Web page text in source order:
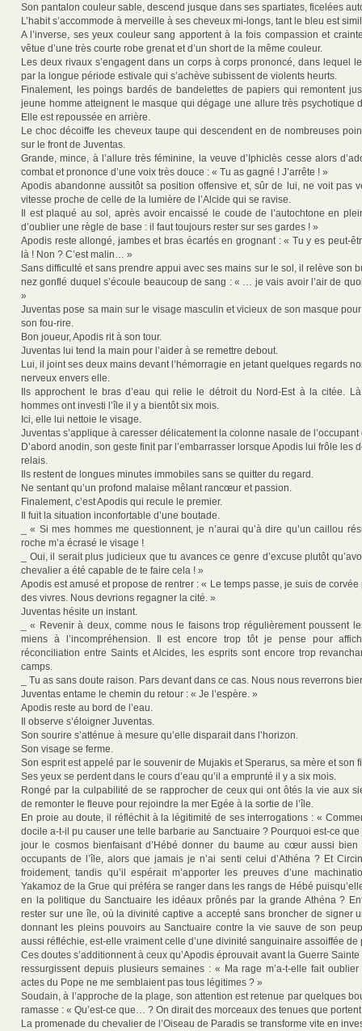
Son pantalon couleur sable, descend jusque dans ses spartiates, ficelées
L’habit s’accommode à merveille à ses cheveux mi-longs, tant le bleu est
A l’inverse, ses yeux couleur sang apportent à la fois compassion et
vêtue d’une très courte robe grenat et d’un short de la même couleur.
Les deux rivaux s’engagent dans un corps à corps prononcé, dans lequel
par la longue période estivale qui s’achève subissent de violents heurts.
Finalement, les poings bardés de bandelettes de papiers qui remontent
jeune homme atteignent le masque qui dégage une allure très psychotique
Elle est repoussée en arrière.
Le choc décoiffe les cheveux taupe qui descendent en de nombreuses
sur le front de Juventas.
Grande, mince, à l’allure très féminine, la veuve d’Iphiclès cesse alors
combat et prononce d’une voix très douce : « Tu as gagné ! J’arrête ! »
Apodis abandonne aussitôt sa position offensive et, sûr de lui, ne voit pas
vitesse proche de celle de la lumière de l’Alcide qui se ravise.
Il est plaqué au sol, après avoir encaissé le coude de l’autochtone en
d’oublier une règle de base : il faut toujours rester sur ses gardes ! »
Apodis reste allongé, jambes et bras écartés en grognant : « Tu y es peut-
là ! Non ? C’est malin… »
Sans difficulté et sans prendre appui avec ses mains sur le sol, il relève son
nez gonflé duquel s’écoule beaucoup de sang : « … je vais avoir l’air de
»
Juventas pose sa main sur le visage masculin et vicieux de son masque pour
son fou-rire.
Bon joueur, Apodis rit à son tour.
Juventas lui tend la main pour l’aider à se remettre debout.
Lui, il joint ses deux mains devant l’hémorragie en jetant quelques regards
nerveux envers elle.
Ils approchent le bras d’eau qui relie le détroit du Nord-Est à la citée.
hommes ont investi l’île il y a bientôt six mois.
Ici, elle lui nettoie le visage.
Juventas s’applique à caresser délicatement la colonne nasale de l’occupant
D’abord anodin, son geste finit par l’embarrasser lorsque Apodis lui frôle les
relais.
Ils restent de longues minutes immobiles sans se quitter du regard.
Ne sentant qu’un profond malaise mêlant rancœur et passion.
Finalement, c’est Apodis qui recule le premier.
Il fuit la situation inconfortable d’une boutade.
_ « Si mes hommes me questionnent, je n’aurai qu’à dire qu’un caillou
roche m’a écrasé le visage !
_ Oui, il serait plus judicieux que tu avances ce genre d’excuse plutôt
chevalier a été capable de te faire cela ! »
Apodis est amusé et propose de rentrer : « Le temps passe, je suis de
des vivres. Nous devrions regagner la cité. »
Juventas hésite un instant.
_ « Revenir à deux, comme nous le faisons trop régulièrement poussent
miens à l’incompréhension. Il est encore trop tôt je pense pour
réconciliation entre Saints et Alcides, les esprits sont encore trop
camps.
_ Tu as sans doute raison. Pars devant dans ce cas. Nous nous reverrons
Juventas entame le chemin du retour : « Je l’espère. »
Apodis reste au bord de l’eau.
Il observe s’éloigner Juventas.
Son sourire s’atténue à mesure qu’elle disparait dans l’horizon.
Son visage se ferme.
Son esprit est appelé par le souvenir de Mujakis et Sperarus, sa mère et son
Ses yeux se perdent dans le cours d’eau qu’il a emprunté il y a six mois.
Rongé par la culpabilité de se rapprocher de ceux qui ont ôtés la vie aux
de remonter le fleuve pour rejoindre la mer Egée à la sortie de l’île.
En proie au doute, il réfléchit à la légitimité de ses interrogations : «
docile a-t-il pu causer une telle barbarie au Sanctuaire ? Pourquoi est-ce
jour le cosmos bienfaisant d’Hébé donner du baume au cœur aussi bien
occupants de l’île, alors que jamais je n’ai senti celui d’Athéna ? Et
froidement, tandis qu’il espérait m’apporter les preuves d’une
Yakamoz de la Grue qui préféra se ranger dans les rangs de Hébé
en la politique du Sanctuaire les idéaux prônés par la grande Athéna ?
rester sur une île, où la divinité captive a accepté sans broncher de signer
donnant les pleins pouvoirs au Sanctuaire contre la vie sauve de son
aussi réfléchie, est-elle vraiment celle d’une divinité sanguinaire assoiffée de
Ces doutes s’additionnent à ceux qu’Apodis éprouvait avant la Guerre
ressurgissent depuis plusieurs semaines : « Ma rage m’a-t-elle fait oublier
actes du Pope ne me semblaient pas tous légitimes ? »
Soudain, à l’approche de la plage, son attention est retenue par quelques
ramasse : « Qu’est-ce que… ? On dirait des morceaux des tenues que
La promenade du chevalier de l’Oiseau de Paradis se transforme vite en